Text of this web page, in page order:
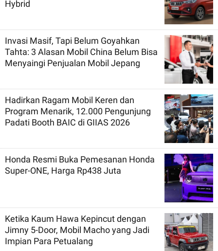
Hybrid
Invasi Masif, Tapi Belum Goyahkan
Tahta: 3 Alasan Mobil China Belum Bisa
Menyaingi Penjualan Mobil Jepang
Hadirkan Ragam Mobil Keren dan
Program Menarik, 12.000 Pengunjung
Padati Booth BAIC di GIIAS 2026
Honda Resmi Buka Pemesanan Honda
Super-ONE, Harga Rp438 Juta
Ketika Kaum Hawa Kepincut dengan
Jimny 5-Door, Mobil Macho yang Jadi
Impian Para Petualang